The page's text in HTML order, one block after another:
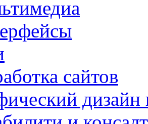
сайтов
дизайн